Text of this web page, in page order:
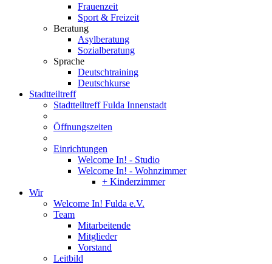
Frauenzeit
Sport & Freizeit
Beratung
Asylberatung
Sozialberatung
Sprache
Deutschtraining
Deutschkurse
Stadtteiltreff
Stadtteiltreff Fulda Innenstadt
Öffnungszeiten
Einrichtungen
Welcome In! - Studio
Welcome In! - Wohnzimmer
+ Kinderzimmer
Wir
Welcome In! Fulda e.V.
Team
Mitarbeitende
Mitglieder
Vorstand
Leitbild